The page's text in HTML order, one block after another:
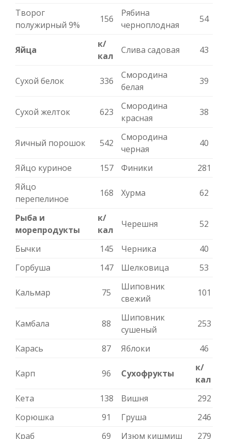
Творог
полужирный 9%
156
Рябина
черноплодная
54
Яйца
к/
кал
Слива садовая 43
Сухой белок 336
Смородина
белая
39
Сухой желток 623
Смородина
красная
38
Яичный порошок 542
Смородина
черная
40
Яйцо куриное 157 Финики
281
Яйцо
перепелиное
168 Хурма 62
Рыба и
морепродукты
к/
кал
Черешня 52
Бычки 145 Черника
40
Горбуша
147 Шелковица 53
Кальмар 75
Шиповник
свежий
101
Камбала 88
Шиповник
сушеный
253
Карась 87 Яблоки 46
Карп 96 Сухофрукты
к/
кал
Кета
138 Вишня
292
Корюшка
91 Груша
246
Краб
69 Изюм кишмиш 279